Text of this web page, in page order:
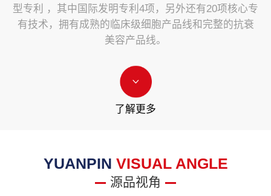
型专利 ，其中国际发明专利4项，另外还有20项核心专
有技术，拥有成熟的临床级细胞产品线和完整的抗衰
美容产品线。
了解更多
YUANPIN VISUAL ANGLE
源品视角